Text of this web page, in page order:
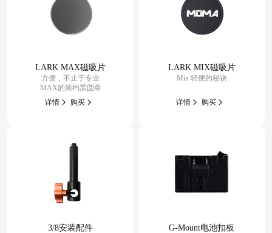
LARK MAX磁吸片
方便，不止于专业
MAX的简约黑圆章
详情
购买
LARK MIX磁吸片
Mix 轻便的秘诀
详情 购买
3/8安装配件 G-Mount电池扣板